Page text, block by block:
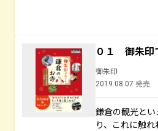
０１ 御朱印
御朱印
2019.08.07 発売
鎌倉の観光と
り、これに触